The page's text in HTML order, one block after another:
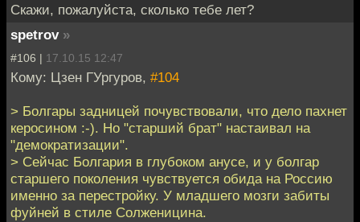
Скажи, пожалуйста, сколько тебе лет?
spetrov »
#106 | 17.10.15 12:47
Кому: Цзен ГУргуров, #104
> Болгары задницей почувствовали, что дело пахнет
керосином :-). Но "старший брат" настаивал на
"демократизации".
> Сейчас Болгария в глубоком анусе, и у болгар
старшего поколения чувствуется обида на Россию
именно за перестройку. У младшего мозги забиты
фуйней в стиле Солженицина.